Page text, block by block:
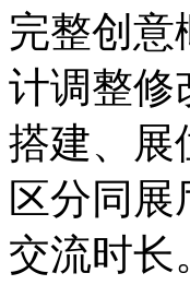
完整创意
计调整修
搭建、展
区分同
交流时长